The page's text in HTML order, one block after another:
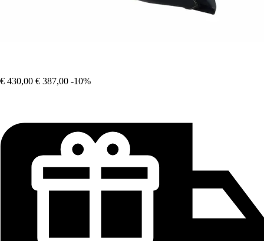
€ 430,00 € 387,00 -10%